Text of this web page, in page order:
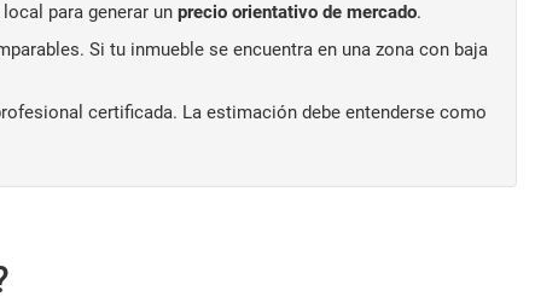
para generar un precio orientativo de mercado.
Si tu inmueble se encuentra en una zona con baja
certificada. La estimación debe entenderse como